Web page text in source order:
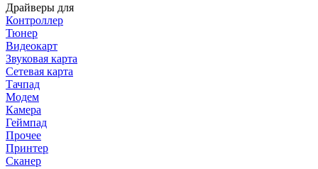
Драйверы для
Контроллер
Тюнер
Видеокарт
Звуковая карта
Сетевая карта
Тачпад
Модем
Камера
Геймпад
Прочее
Принтер
Сканер